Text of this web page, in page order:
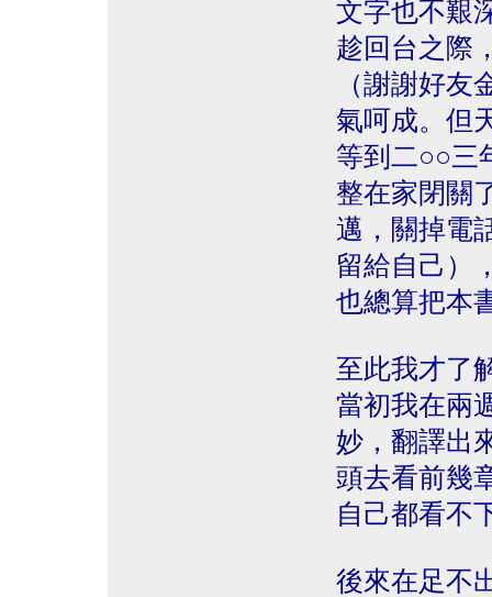
文字也不艱
趁回台之際
（謝謝好
氣呵成。但
等到二○○三
整在家閉關
邁，關掉電
留給自己）
也總算把本
至此我才了
當初我在兩
妙，翻譯出
頭去看前幾
自己都看不
後來在足不